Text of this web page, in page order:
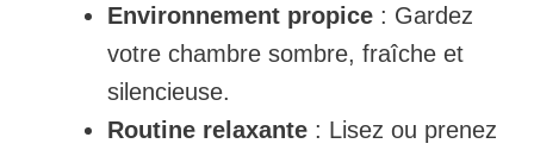
Environnement propice : Gardez
votre chambre sombre, fraîche et
silencieuse.
Routine relaxante : Lisez ou prenez